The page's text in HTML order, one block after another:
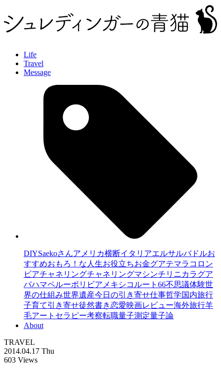
Life
Travel
Message
DIYSaekoさんアメリカ横断イタリアエルサルバドルお
すすめおもろ！な人生お役立ちお金グアテマラ コロン
ビアチャネリングチャネリングマシンチリ ニカラグア
バハマペルーボリビア メキシコ ルート66不思議体験世
界の仕組み世界遺産今日の引き寄せ仕事哲学国内旅行
子育て引き寄せ徒然書き恋愛映画レビュー海外旅行羊
毛アートセラピー考察転職量子測定量子論
About
TRAVEL
2014.04.17 Thu
603 Views